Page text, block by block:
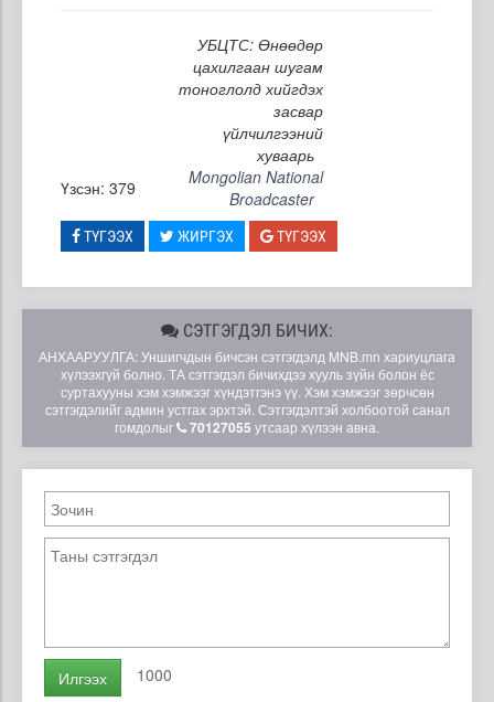
УБЦТС: Өнөөдөр
цахилгаан шугам
тоноглолд хийгдэх
засвар
үйлчилгээний
хуваарь
Үзсэн: 379
Mongolian National
Broadcaster
ТҮГЭЭХ ЖИРГЭХ ТҮГЭЭХ
СЭТГЭГДЭЛ БИЧИХ:
АНХААРУУЛГА: Уншигчдын бичсэн сэтгэгдэлд MNB.mn хариуцлага
хүлээхгүй болно. ТА сэтгэгдэл бичихдээ хууль зүйн болон ёс
суртахууны хэм хэмжээг хүндэтгэнэ үү. Хэм хэмжээг зөрчсөн
сэтгэгдэлийг админ устгах эрхтэй. Сэтгэгдэлтэй холбоотой санал
гомдолыг
70127055 утсаар хүлээн авна.
Илгээх 1000